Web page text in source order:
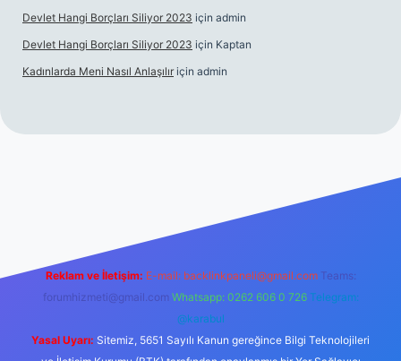
Devlet Hangi Borçları Siliyor 2023 için admin
Devlet Hangi Borçları Siliyor 2023 için Kaptan
Kadınlarda Meni Nasıl Anlaşılır için admin
Betexper giriş adresi
Reklam ve İletişim: E-mail: backlinkpaneli@gmail.com Teams:
forumhizmeti@gmail.com Whatsapp: 0262 606 0 726 Telegram:
@karabul
Yasal Uyarı: Sitemiz, 5651 Sayılı Kanun gereğince Bilgi Teknolojileri